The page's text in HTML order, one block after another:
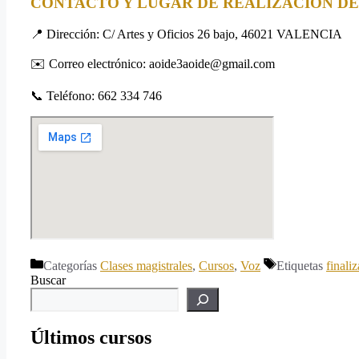
📍 Dirección: C/ Artes y Oficios 26 bajo, 46021 VALENCIA
✉️ Correo electrónico: aoide3aoide@gmail.com
📞 Teléfono: 662 334 746
Categorías Clases magistrales, Cursos, Voz Etiquetas
Buscar
Últimos cursos